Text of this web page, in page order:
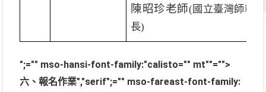
陳昭珍老師( 國立臺灣師範
長)
";="" mso-hansi-font-family:"calisto="" mt""="">
六、報名作業","serif";="" mso-fareast-font-family: